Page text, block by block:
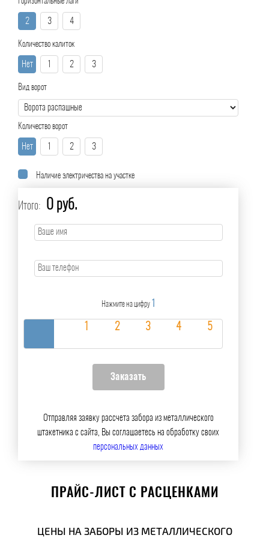
2 3 4
Количество калиток
Нет 1 2 3
Вид ворот
Количество ворот
Нет 1 2 3
Наличие электричества на участке
Итого: 0 руб.
Нажмите на цифру 1
Отправляя заявку рассчета забора из металлического
штакетника с сайта, Вы соглашаетесь на обработку своих
персональных данных
ПРАЙС-ЛИСТ С РАСЦЕНКАМИ
ЦЕНЫ НА ЗАБОРЫ ИЗ МЕТАЛЛИЧЕСКОГО